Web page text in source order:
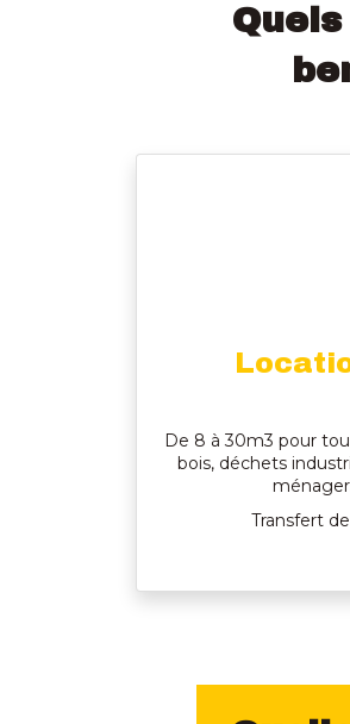
De 8 à 30m3 pour
bois, déchets
Transfert